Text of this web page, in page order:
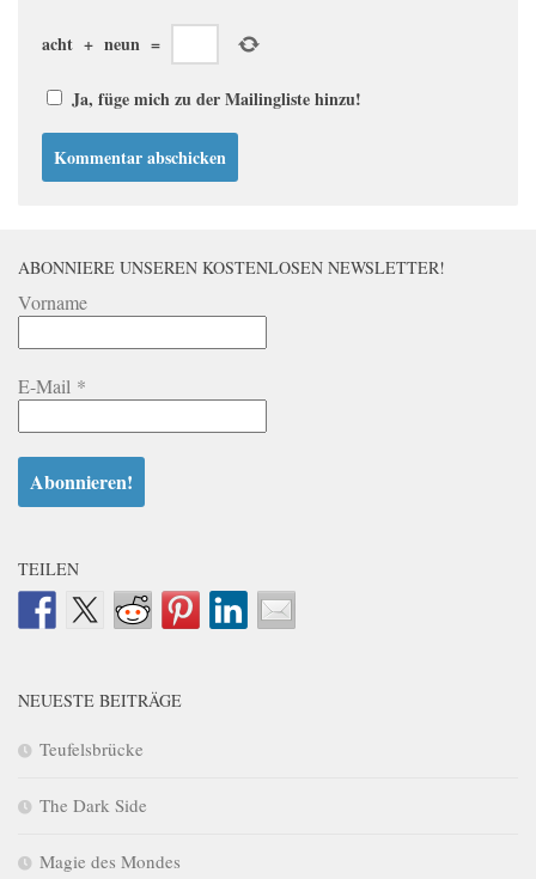
acht + neun =
Ja, füge mich zu der Mailingliste hinzu!
ABONNIERE UNSEREN KOSTENLOSEN NEWSLETTER!
Vorname
E-Mail *
TEILEN
NEUESTE BEITRÄGE
Teufelsbrücke
The Dark Side
Magie des Mondes